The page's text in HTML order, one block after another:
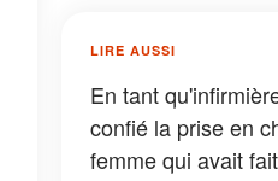
LIRE AUSSI
En tant
confié la prise en
femme qui avait